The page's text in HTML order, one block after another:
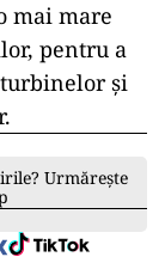
mai mare
pentru a
și
Urmărește